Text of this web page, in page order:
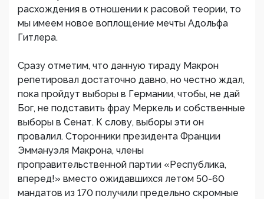
расхождения в отношении к расовой теории, то
мы имеем новое воплощение мечты Адольфа
Гитлера.
Сразу отметим, что данную тираду Макрон
репетировал достаточно давно, но честно ждал,
пока пройдут выборы в Германии, чтобы, не дай
Бог, не подставить фрау Меркель и собственные
выборы в Сенат. К слову, выборы эти он
провалил. Сторонники президента Франции
Эммануэля Макрона, члены
проправительственной партии «Республика,
вперед!» вместо ожидавшихся летом 50-60
мандатов из 170 получили предельно скромные